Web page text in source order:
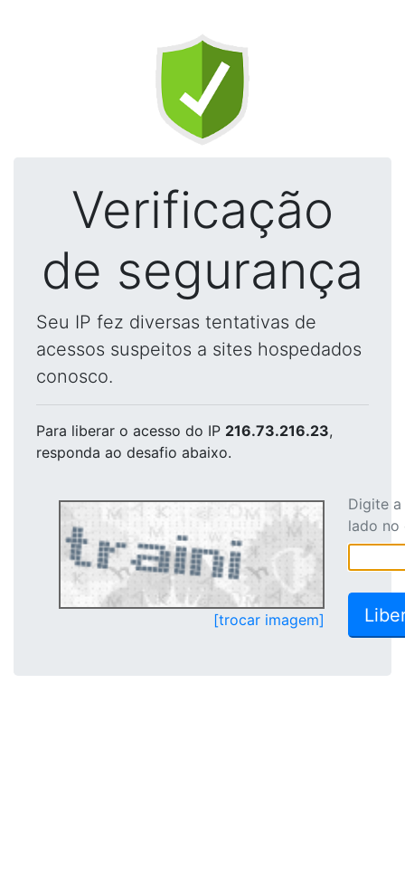
Verificação
de segurança
Seu IP fez diversas tentativas de
acessos suspeitos a sites hospedados
conosco.
Para liberar o acesso do IP 216.73.216.23,
responda ao desafio abaixo.
[trocar imagem]
Digite
lado no